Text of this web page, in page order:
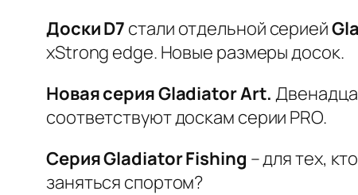
Доски D7 стали отдельной серией
xStrong edge. Новые размеры досок.
Новая серия Gladiator Art.
соответствуют доскам серии PRO.
Серия Gladiator Fishing – для тех,
заняться спортом?